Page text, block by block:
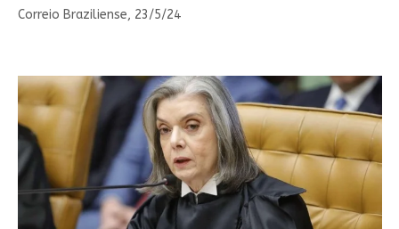
Correio Braziliense, 23/5/24